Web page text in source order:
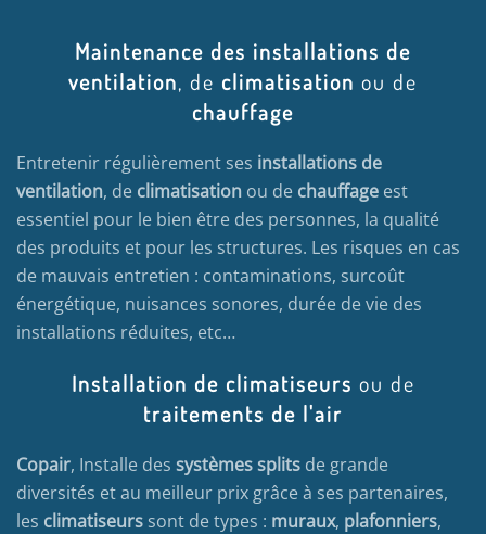
Maintenance des installations de
ventilation, de climatisation ou de
chauffage
Entretenir régulièrement ses installations de
ventilation, de climatisation ou de chauffage est
essentiel pour le bien être des personnes, la qualité
des produits et pour les structures. Les risques en cas
de mauvais entretien : contaminations, surcoût
énergétique, nuisances sonores, durée de vie des
installations réduites, etc…
Installation de climatiseurs ou de
traitements de l'air
Copair, Installe des systèmes splits de grande
diversités et au meilleur prix grâce à ses partenaires,
les climatiseurs sont de types : muraux, plafonniers,